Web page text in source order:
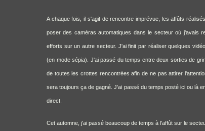
A chaque fois, il s'agit de rencontre imprévue, les affûts
poser des caméras automatiques dans le secteur où j'avais
efforts sur un autre secteur. J'ai finit par réaliser quelques
(en mode sépia). J'ai passé du temps entre deux sorties de
de toutes les crottes rencontrées afin de ne pas attirer
sera toujours ça de gagné. J'ai passé du temps posté ici ou là
direct.
Cet automne, j'ai passé beaucoup de temps à l'affût sur le